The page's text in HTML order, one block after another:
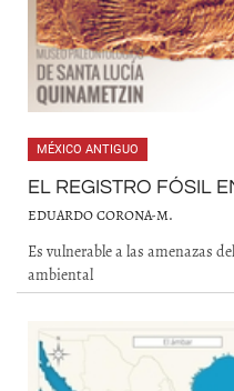
MÉXICO ANTIGUO
EL REGISTRO FÓSIL
EDUARDO CORONA-M.
Es vulnerable a las amenazas
ambiental